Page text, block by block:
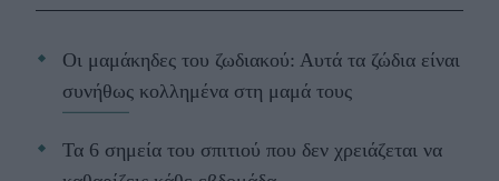
Οι μαμάκηδες του ζωδιακού: Αυτά τα ζώδια είναι
συνήθως κολλημένα στη μαμά τους
Τα 6 σημεία του σπιτιού που δεν χρειάζεται να